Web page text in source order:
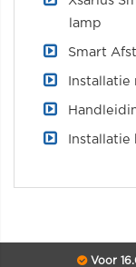
lamp
Smart
Installatie
Installatie
Voor